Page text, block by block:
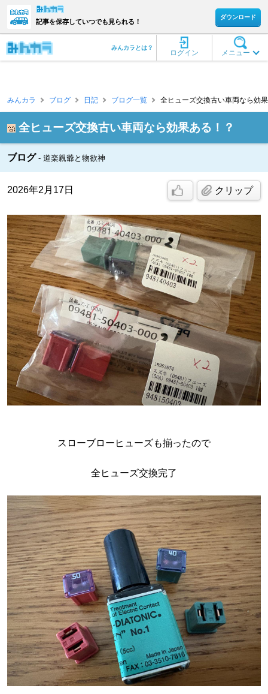
記事を保存していつでも見られる！
ダウンロード
メニュー
ログイン
みんカラとは？
みんカラ ブログ 日記 ブログ一覧 全ヒューズ交換古い車両なら効
全ヒューズ交換古い車両なら効果ある！？
ブログ 道楽親爺と物欲神
2026年2月17日 クリップ
スローブローヒューズも揃ったので
全ヒューズ交換完了